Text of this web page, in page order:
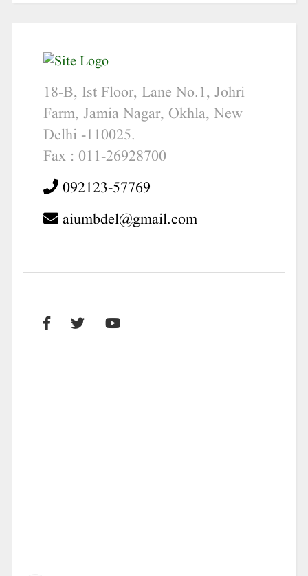
18-B, Ist Floor, Lane No.1, Johri
Farm, Jamia Nagar, Okhla, New
Delhi -110025.
Fax : 011-26928700
092123-57769
aiumbdel@gmail.com